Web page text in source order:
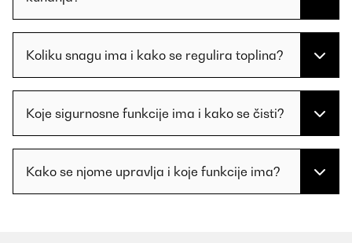
Koliku snagu ima i kako se regulira toplina?
Koje sigurnosne funkcije ima i kako se čisti?
Kako se njome upravlja i koje funkcije ima?